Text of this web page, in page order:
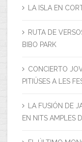
LA ISLA EN
RUTA DE
BIBO PARK
CONCIERTO
PITIÜSES A LES
LA FUSIÓN DE
EN NITS AMPLES